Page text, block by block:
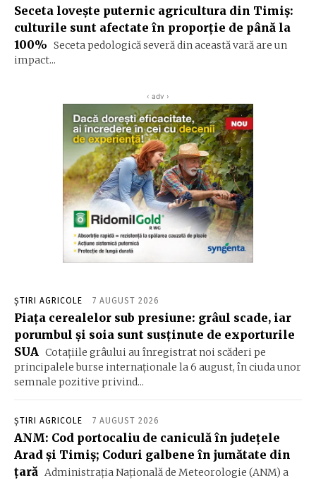
Seceta lovește puternic agricultura din Timiș:
culturile sunt afectate în proporție de până la
100% Seceta pedologică severă din această vară are un
impact...
‹ adv ›
ȘTIRI AGRICOLE 7 AUGUST 2026
Piața cerealelor sub presiune: grâul scade, iar
porumbul și soia sunt susținute de exporturile
SUA Cotațiile grâului au înregistrat noi scăderi pe
principalele burse internaționale la 6 august, în ciuda unor
semnale pozitive privind...
ȘTIRI AGRICOLE 7 AUGUST 2026
ANM: Cod portocaliu de caniculă în judeţele
Arad şi Timiş; Coduri galbene în jumătate din
ţară Administraţia Naţională de Meteorologie (ANM) a